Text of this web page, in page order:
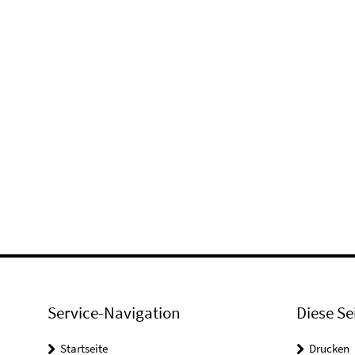
Service-Navigation
Startseite
Diese
Drucken